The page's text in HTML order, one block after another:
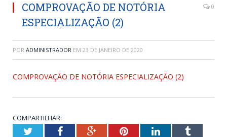
COMPROVAÇÃO DE NOTÓRIA
ESPECIALIZAÇÃO (2)
0
POR ADMINISTRADOR EM 23 DE JANEIRO DE 2020
COMPROVAÇÃO DE NOTÓRIA ESPECIALIZAÇÃO (2)
COMPARTILHAR:
TwitterFacebookGoogle+PinterestLinkedInTumblr